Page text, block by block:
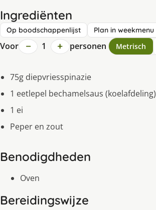
Ingrediënten
Op boodschappenlijst Plan in weekmenu
Voor − 1 + personen Metrisch
75g diepvriesspinazie
1 eetlepel bechamelsaus (koelafdeling)
1 ei
Peper en zout
Benodigdheden
Oven
Bereidingswijze